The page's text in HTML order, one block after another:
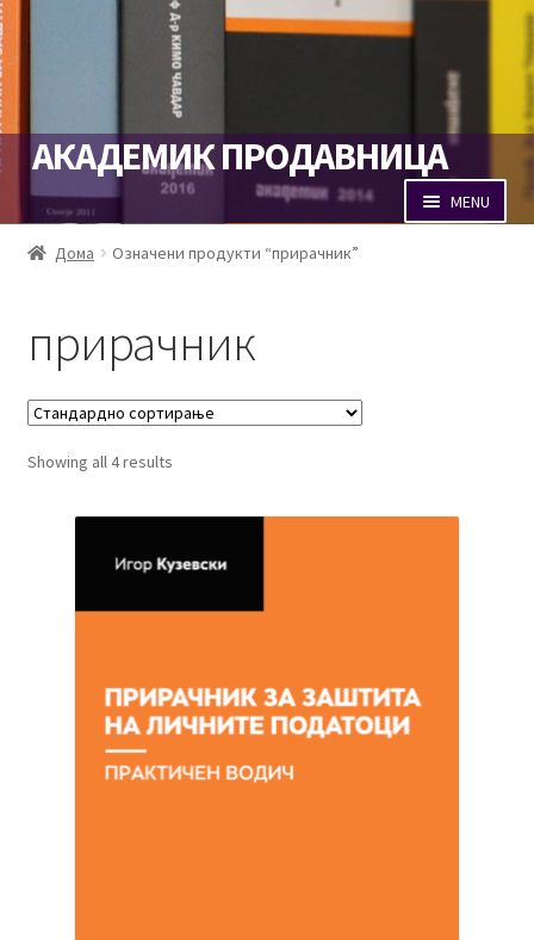
Skip
to
Skip
to
АКАДЕМИК ПРОДАВНИЦА
MENU
Продавница
Наплата
Портал Академик
Дома Означени продукти “прирачник”
прирачник
Showing all 4 results